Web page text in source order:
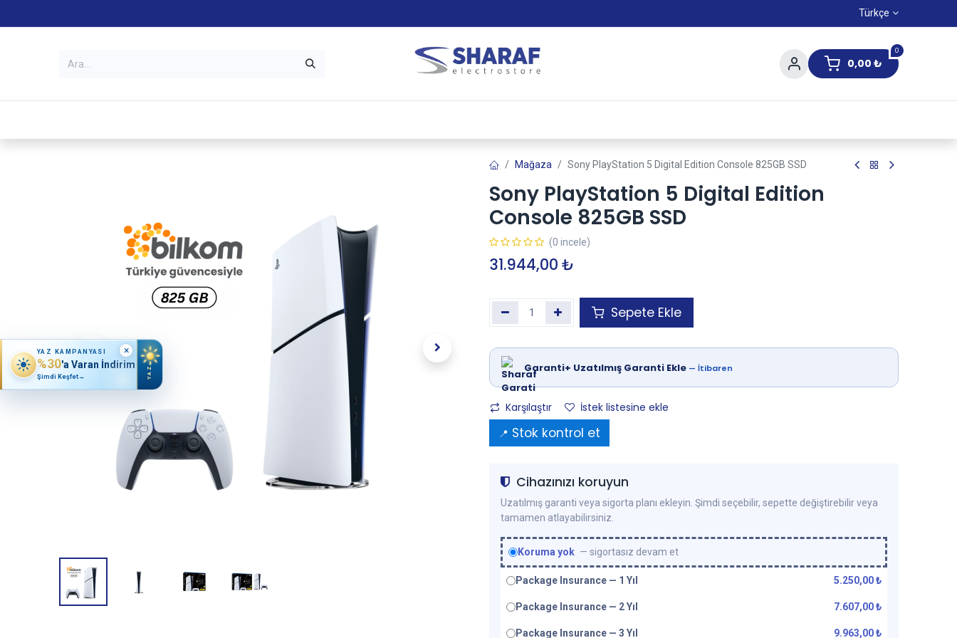
Türkçe
0
0,00 ₺
Mağaza Sony PlayStation 5 Digital Edition Console 825GB SSD
Sony PlayStation 5 Digital Edition
Console 825GB SSD
(0 incele)
31.944,00 ₺
Sepete Ekle
Garanti+ Uzatılmış Garanti Ekle — İtibaren
Karşılaştır
İstek listesine ekle
📍 Stok kontrol et
Cihazınızı koruyun
Uzatılmış garanti veya sigorta planı ekleyin. Şimdi seçebilir, sepette değiştirebilir veya
tamamen atlayabilirsiniz.
Koruma yok — sigortasız devam et
Package Insurance — 1 Yıl 5.250,00₺
Package Insurance — 2 Yıl 7.607,00₺
Package Insurance — 3 Yıl 9.963,00₺
YAZ KAMPANYASI
%30'a Varan İndirim
Şimdi Keşfet→ YAZ
×